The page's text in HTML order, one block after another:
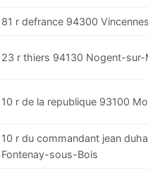
81 r defrance 94300
23 r thiers 94130 Nogent-
10 r de la republique 93100
10 r du commandant jean
Fontenay-sous-Bois